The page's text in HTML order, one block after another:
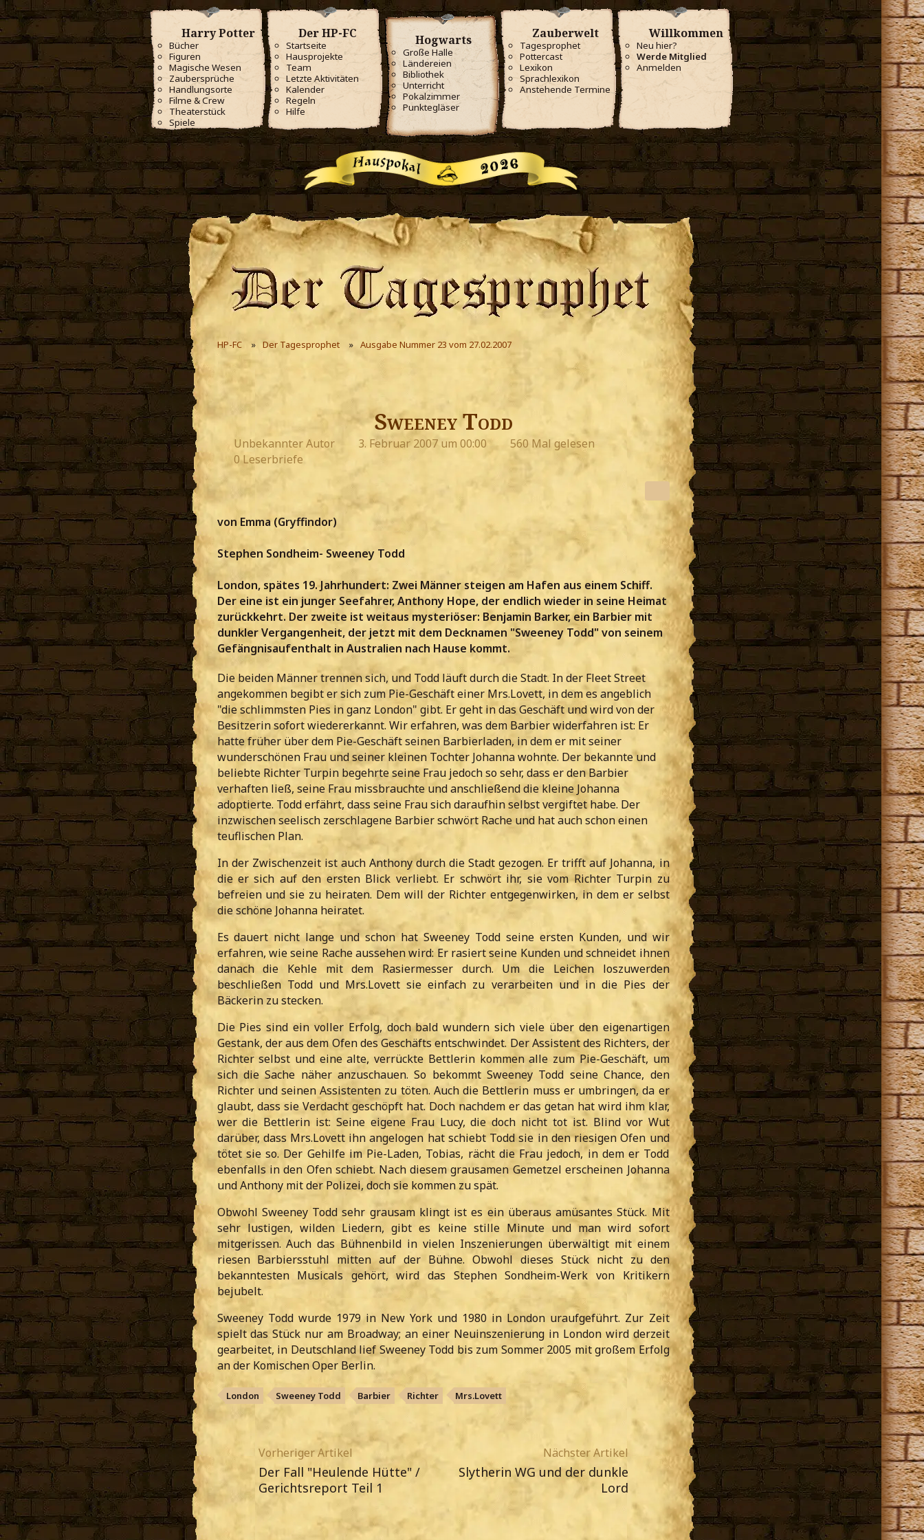
Harry Potter
Bücher
Figuren
Magische Wesen
Zaubersprüche
Handlungsorte
Filme & Crew
Theaterstück
Spiele
Der HP-FC
Startseite
Hausprojekte
Team
Letzte Aktivitäten
Kalender
Regeln
Hilfe
Hogwarts
Große Halle
Ländereien
Bibliothek
Unterricht
Pokalzimmer
Punktegläser
Zauberwelt
Tagesprophet
Pottercast
Lexikon
Sprachlexikon
Anstehende Termine
Willkommen
Neu hier?
Werde Mitglied
Anmelden
HP-FC Der Tagesprophet Ausgabe Nummer 23 vom 27.02.2007
Sweeney Todd
Unbekannter Autor 3. Februar 2007 um 00:00
560 Mal gelesen
0 Leserbriefe
von Emma (Gryffindor)
Stephen Sondheim- Sweeney Todd
London, spätes 19. Jahrhundert: Zwei Männer steigen am Hafen aus einem Schiff.
Der eine ist ein junger Seefahrer, Anthony Hope, der endlich wieder in seine Heimat
zurückkehrt. Der zweite ist weitaus mysteriöser: Benjamin Barker, ein Barbier mit
dunkler Vergangenheit, der jetzt mit dem Decknamen "Sweeney Todd" von seinem
Gefängnisaufenthalt in Australien nach Hause kommt.
Die beiden Männer trennen sich, und Todd läuft durch die Stadt. In der Fleet Street
angekommen begibt er sich zum Pie-Geschäft einer Mrs.Lovett, in dem es angeblich
"die schlimmsten Pies in ganz London" gibt. Er geht in das Geschäft und wird von der
Besitzerin sofort wiedererkannt. Wir erfahren, was dem Barbier widerfahren ist: Er
hatte früher über dem Pie-Geschäft seinen Barbierladen, in dem er mit seiner
wunderschönen Frau und seiner kleinen Tochter Johanna wohnte. Der bekannte und
beliebte Richter Turpin begehrte seine Frau jedoch so sehr, dass er den Barbier
verhaften ließ, seine Frau missbrauchte und anschließend die kleine Johanna
adoptierte. Todd erfährt, dass seine Frau sich daraufhin selbst vergiftet habe. Der
inzwischen seelisch zerschlagene Barbier schwört Rache und hat auch schon einen
teuflischen Plan.
In der Zwischenzeit ist auch Anthony durch die Stadt gezogen. Er trifft auf Johanna, in
die er sich auf den ersten Blick verliebt. Er schwört ihr, sie vom Richter Turpin zu
befreien und sie zu heiraten. Dem will der Richter entgegenwirken, in dem er selbst
die schöne Johanna heiratet.
Es dauert nicht lange und schon hat Sweeney Todd seine ersten Kunden, und wir
erfahren, wie seine Rache aussehen wird: Er rasiert seine Kunden und schneidet ihnen
danach die Kehle mit dem Rasiermesser durch. Um die Leichen loszuwerden
beschließen Todd und Mrs.Lovett sie einfach zu verarbeiten und in die Pies der
Bäckerin zu stecken.
Die Pies sind ein voller Erfolg, doch bald wundern sich viele über den eigenartigen
Gestank, der aus dem Ofen des Geschäfts entschwindet. Der Assistent des Richters, der
Richter selbst und eine alte, verrückte Bettlerin kommen alle zum Pie-Geschäft, um
sich die Sache näher anzuschauen. So bekommt Sweeney Todd seine Chance, den
Richter und seinen Assistenten zu töten. Auch die Bettlerin muss er umbringen, da er
glaubt, dass sie Verdacht geschöpft hat. Doch nachdem er das getan hat wird ihm klar,
wer die Bettlerin ist: Seine eigene Frau Lucy, die doch nicht tot ist. Blind vor Wut
darüber, dass Mrs.Lovett ihn angelogen hat schiebt Todd sie in den riesigen Ofen und
tötet sie so. Der Gehilfe im Pie-Laden, Tobias, rächt die Frau jedoch, in dem er Todd
ebenfalls in den Ofen schiebt. Nach diesem grausamen Gemetzel erscheinen Johanna
und Anthony mit der Polizei, doch sie kommen zu spät.
Obwohl Sweeney Todd sehr grausam klingt ist es ein überaus amüsantes Stück. Mit
sehr lustigen, wilden Liedern, gibt es keine stille Minute und man wird sofort
mitgerissen. Auch das Bühnenbild in vielen Inszenierungen überwältigt mit einem
riesen Barbiersstuhl mitten auf der Bühne. Obwohl dieses Stück nicht zu den
bekanntesten Musicals gehört, wird das Stephen Sondheim-Werk von Kritikern
bejubelt.
Sweeney Todd wurde 1979 in New York und 1980 in London uraufgeführt. Zur Zeit
spielt das Stück nur am Broadway; an einer Neuinszenierung in London wird derzeit
gearbeitet, in Deutschland lief Sweeney Todd bis zum Sommer 2005 mit großem Erfolg
an der Komischen Oper Berlin.
London Sweeney Todd Barbier Richter Mrs.Lovett
Vorheriger Artikel
Der Fall "Heulende Hütte" /
Gerichtsreport Teil 1
Nächster Artikel
Slytherin WG und der dunkle
Lord